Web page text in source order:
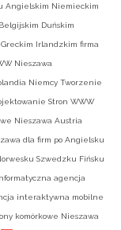
Angielskim Niemieckim
Duńskim
Greckim Irlandzkim firma
Nieszawa
Niemcy Tworzenie
Stron WWW
Nieszawa Austria
dla firm po Angielsku
Szwedzku Fińsku
agencja
interaktywna mobilne
komórkowe Nieszawa